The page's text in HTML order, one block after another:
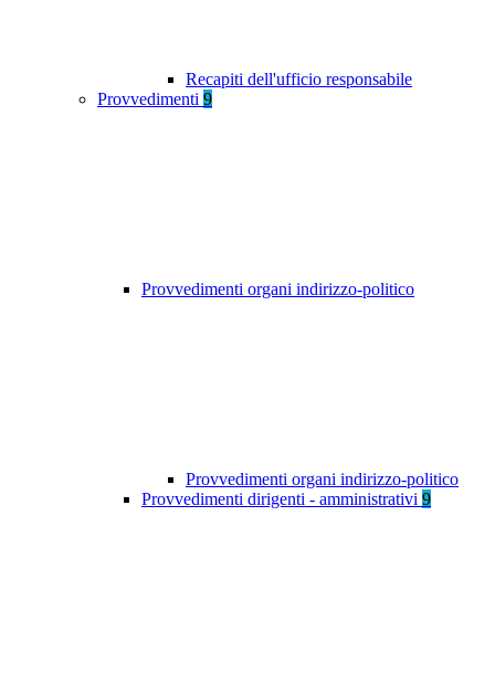
Recapiti dell'ufficio responsabile
Provvedimenti 9
Provvedimenti organi indirizzo-politico
Provvedimenti organi indirizzo-politico
Provvedimenti dirigenti - amministrativi 9